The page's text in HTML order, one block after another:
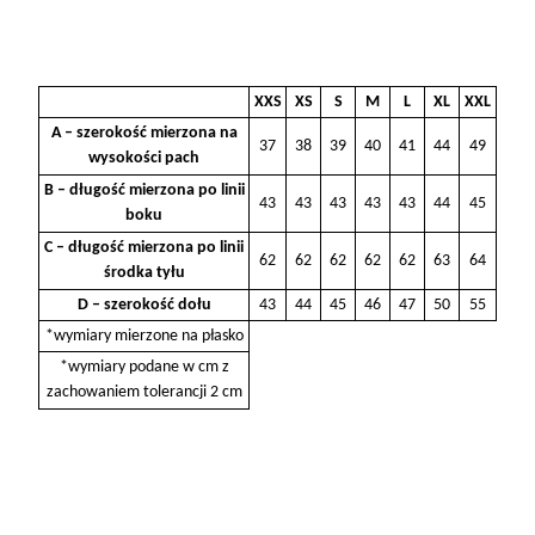
XXS XS S M L XL
XXL
A – szerokość mierzona na
wysokości pach
37 38 39 40 41 44 49
B – długość mierzona po linii
boku
43 43 43 43 43 44 45
C – długość mierzona po linii
środka tyłu
62 62 62 62 62 63 64
D – szerokość dołu 43 44 45 46 47 50
55
*wymiary mierzone na płasko
*wymiary podane w cm z
zachowaniem tolerancji 2 cm